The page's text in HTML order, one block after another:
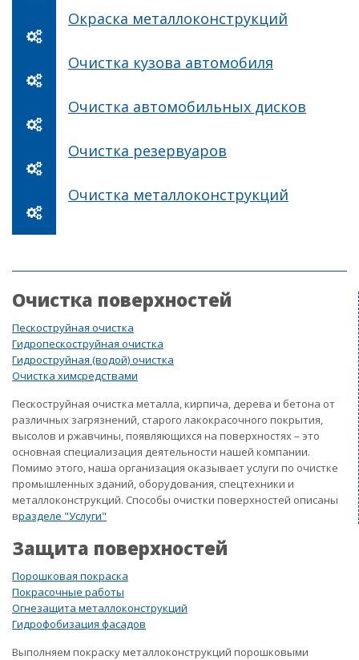
Окраска металлоконструкций
Очистка кузова автомобиля
Очистка автомобильных дисков
Очистка резервуаров
Очистка металлоконструкций
Очистка поверхностей
Пескоструйная очистка
Гидропескоструйная очистка
Гидроструйная (водой) очистка
Очистка химсредствами
Пескоструйная очистка металла, кирпича, дерева и бетона от
различных загрязнений, старого лакокрасочного покрытия,
высолов и ржавчины, появляющихся на поверхностях – это
основная специализация деятельности нашей компании.
Помимо этого, наша организация оказывает услуги по очистке
промышленных зданий, оборудования, спецтехники и
металлоконструкций. Способы очистки поверхностей описаны
вразделе "Услуги"
Защита поверхностей
Порошковая покраска
Покрасочные работы
Огнезащита металлоконструкций
Гидрофобизация фасадов
Выполняем покраску металлоконструкций порошковыми